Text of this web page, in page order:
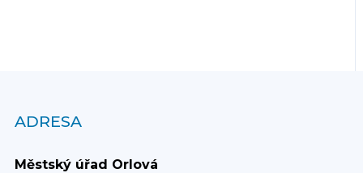
ADRESA
Městský úřad Orlová